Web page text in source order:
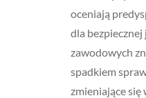
oceniają
dla
zawodowych
spadkiem
zmieniające się